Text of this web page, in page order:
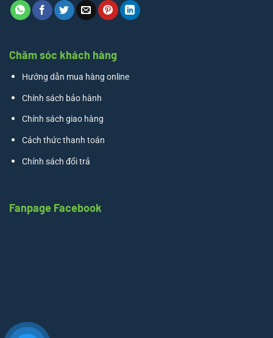
Chăm sóc khách hàng
Hướng dẫn mua hàng online
Chính sách bảo hành
Chính sách giao hàng
Cách thức thanh toán
Chính sách đổi trả
Fanpage Facebook